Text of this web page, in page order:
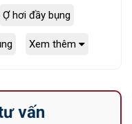
Ợ hơi đầy bụng
Xem thêm
vấn